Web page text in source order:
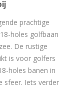
prachtige
holes golfbaan
De rustige
is voor golfers
holes banen in
sfeer. Iets verder